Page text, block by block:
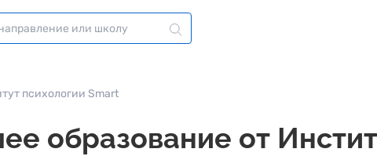
психологии Smart
образование от